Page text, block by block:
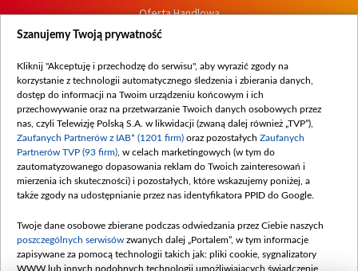
Oferta Handlowa
Dostępność
Procedura zgłoszeń wewnętrznych
Szanujemy Twoją prywatność
Kliknij "Akceptuję i przechodzę do serwisu", aby wyrazić zgody na
korzystanie z technologii automatycznego śledzenia i zbierania danych,
dostęp do informacji na Twoim urządzeniu końcowym i ich
przechowywanie oraz na przetwarzanie Twoich danych osobowych przez
nas, czyli Telewizję Polską S.A. w likwidacji (zwaną dalej również „TVP”),
Zaufanych Partnerów z IAB* (1201 firm) oraz pozostałych Zaufanych
Partnerów TVP (93 firm) , w celach marketingowych (w tym do
zautomatyzowanego dopasowania reklam do Twoich zainteresowań i
mierzenia ich skuteczności) i pozostałych, które wskazujemy poniżej, a
także zgody na udostępnianie przez nas identyfikatora PPID do Google.
Twoje dane osobowe zbierane podczas odwiedzania przez Ciebie naszych
poszczególnych serwisów zwanych dalej „Portalem”, w tym informacje
zapisywane za pomocą technologii takich jak: pliki cookie, sygnalizatory
WWW lub innych podobnych technologii umożliwiających świadczenie